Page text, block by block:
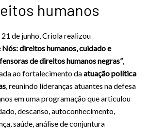
humanos
21 de junho, Criola realizou
Nós: direitos humanos, cuidado e
de direitos humanos negras”,
ao fortalecimento daatuação política
, reunindo lideranças atuantes na defesa
em uma programação que articulou
descanso, autoconhecimento,
saúde, análise de conjuntura